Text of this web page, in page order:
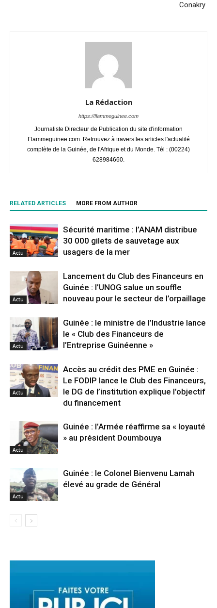
Conakry
La Rédaction
https://flammeguinee.com
Journaliste Directeur de Publication du site d'information
Flammeguinee.com. Retrouvez à travers les articles l'actualité
complète de la Guinée, de l'Afrique et du Monde. Tél : (00224)
628984660.
RELATED ARTICLES MORE FROM AUTHOR
Actu
Sécurité maritime : l’ANAM distribue
30 000 gilets de sauvetage aux
usagers de la mer
Actu
Lancement du Club des Financeurs en
Guinée : l’UNOG salue un souffle
nouveau pour le secteur de l’orpaillage
Actu
Guinée : le ministre de l’Industrie lance
le « Club des Financeurs de
l’Entreprise Guinéenne »
Actu
Accès au crédit des PME en Guinée :
Le FODIP lance le Club des Financeurs,
le DG de l’institution explique l’objectif
du financement
Actu
Guinée : l’Armée réaffirme sa « loyauté
» au président Doumbouya
Actu
Guinée : le Colonel Bienvenu Lamah
élevé au grade de Général